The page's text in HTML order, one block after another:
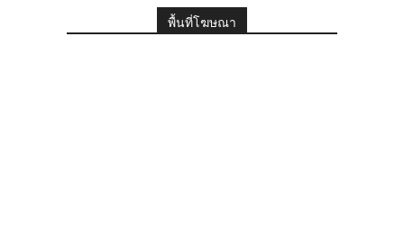
พื้นที่โฆษณา